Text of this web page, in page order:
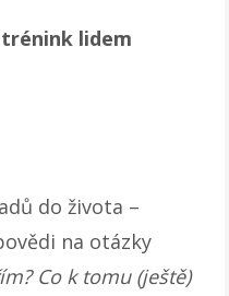
lidem
do života –
na otázky
Co k tomu (ještě)